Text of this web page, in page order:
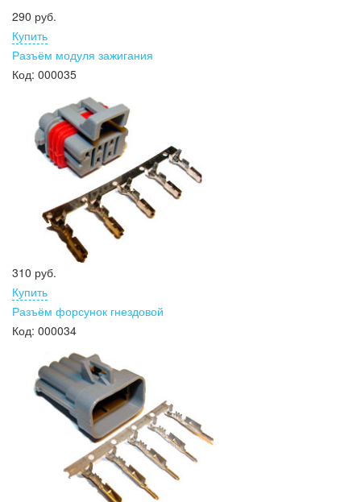
290 руб.
Купить
Разъём модуля зажигания
Код: 000035
310 руб.
Купить
Разъём форсунок гнездовой
Код: 000034